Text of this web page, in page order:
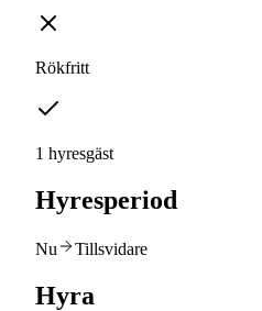
Rökfritt
1 hyresgäst
Hyresperiod
Nu Tillsvidare
Hyra